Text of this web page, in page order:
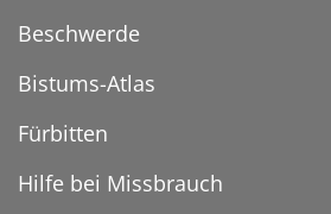
Beschwerde
Bistums-Atlas
Fürbitten
Hilfe bei Missbrauch